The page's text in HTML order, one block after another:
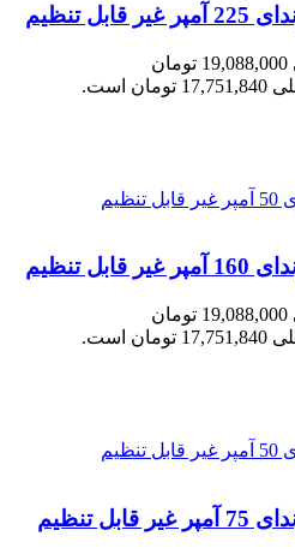
تنظیم
قیمت اصلی 19,088,000 تومان
است.
تنظیم
قیمت اصلی 19,088,000 تومان
است.
تنظیم